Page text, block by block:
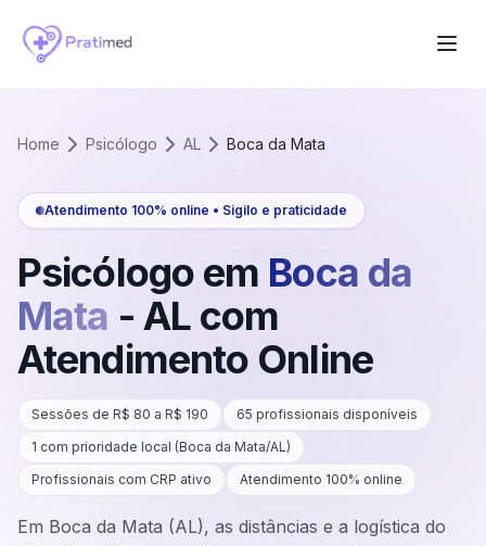
Home Psicólogo AL Boca da Mata
Atendimento 100% online • Sigilo e praticidade
Psicólogo em Boca da
Mata - ALcom
Atendimento Online
Sessões de R$ 80 a R$ 190 65 profissionais disponíveis
1 com prioridade local (Boca da Mata/AL)
Profissionais com CRP ativo
Atendimento 100% online
Em Boca da Mata (AL), as distâncias e a logística do